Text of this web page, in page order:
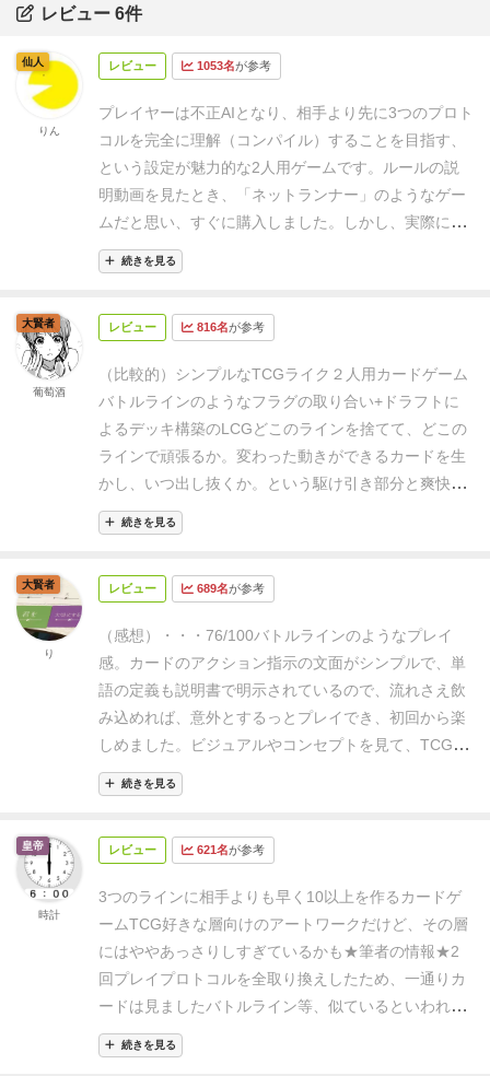
レビュー 6件
レビュー 1053名が参考
プレイヤーは不正AIとなり、相手より先に3つのプロト
コルを完全に理解（コンパイル）することを目指す、
という設定が魅力的な2人用ゲームです。
ルールの説
明動画を見たとき、「ネットランナー」のようなゲー
ムだと思い、すぐに購入しました。
しかし、実際にプ
レイしてみた印象は、「ネットランナー」というより
も、「バトルライン」の亜種に近いものでした。もち
ロトコル」と呼ばれるデッキから、それぞれ3種類を
りも大きな数字を持つカードや、相手の妨害に特化し
たカード、カードの移動を得意とするカードなど、
様々な特徴があり、そこから自分なりの戦略が生まれ
ます。
ゲーム開始前にデッキを1から構築するのでは
なく、3種類を選ぶだけなので、比較的簡単に戦略を
立てられます。
ドには、どのプロトコルのカードであるかを示す情
報、カードのランク、そして特殊能力が書かれてお
り、それぞれの列にカードをプレイしていきます。
本的に、カードは自分の側の対応するプロトコルの列
にしかプレイできません。 ただし、カードを裏向きに
プレイすることも可能で、その場合、特殊能力は失わ
れ、ランク2のカードとして、どのプロトコルの列に
もプレイできます。
カードのランクの合計を10以上にすることで、その列
す。列がコンパイルされると、その列に置かれていた
全てのプロトコルをコンパイルするまでゲームが続き
ます。基本的には、列ごとに勝敗を決めるという点が
「バトルライン」と似ていますが、役を競うのではな
く、合計値を競うという点がよりシンプルになってい
ます。ただし、このゲームの特徴は、そのシンプルさ
の上に、全てのカードに特殊能力が付与されている点
続きを見る
仙人
りん
レビュー 816名が参考
（比較的）シンプルなTCGライク２人用カードゲーム
バトルラインのようなフラグの取り合い+ドラフトに
よるデッキ構築のLCGどこのラインを捨てて、どこの
ラインで頑張るか。変わった動きができるカードを生
かし、いつ出し抜くか。という駆け引き部分と爽快な
カードコンボを決めてアドバンテージを稼げるか、と
いうソリティア要素が魅力的なTCGの楽しさを最低限
品。【良い点】・この手のゲームとしてはキーワード
なり入り込める。
・12種類のデッキから３つを組み合
わせる構築方法なので、デッキ構築の負荷が少ないな
がら組み合わせ数は多彩。 ・１ゲームが短くリプレイ
バリューも高いので繰り返して何度も遊べる。・デッ
キが薄く、何度かリシャッフルが入るため、この手の
ゲームとしては運ゲー感は少ない
いないといけないので、初回のハードルがやや高い
（初心者向け構築等あればよかったかな）
プールから選ぶので慣れると同じデッキばっかりにな
りそう（１２種類からランダムで９種類登場くらいの
ほうがいろんなデッキを使えそう） ・この手のゲーム
としてはシンプルな代わりに、デッキ事の個性が弱め
で、いわゆる「コンボデッキ」しか組めない。（個性
を出そうとするなら妨害気味に寄せるくらいか）
込める環境があれば、コンパクトで末永く遊べるゲー
続きを見る
大賢者
葡萄酒
レビュー 689名が参考
（感想）・・・76/100バトルラインのようなプレイ
感。カードのアクション指示の文面がシンプルで、単
語の定義も説明書で明示されているので、流れさえ飲
み込めれば、意外とするっとプレイでき、初回から楽
しめました。
ビジュアルやコンセプトを見て、TCGが
得意な人向けのゲームかと尻込みしていたのが勿体な
かったかも。
けの推奨デッキや、相性表等があると助かるなあと思
箱のデザイン →☆★★★ 8/10
■コンポーネントとビ
ジュアルデザイン→☆☆★★ 5/10
■コンポーネント
の素材感 →☆★★★ 8/10 ■内容物と箱サイズのマッ
チ →☆★★★ 8/10 ■テーマや世界観→☆★★★
8/10 （内容）・・・39/50 ■ゲーム性 →☆★★★
8/10■準備の簡便性や取り回しの良さ
続きを見る
大賢者
り
レビュー 621名が参考
3つのラインに相手よりも早く10以上を作るカードゲ
ームTCG好きな層向けのアートワークだけど、その層
にはややあっさりしすぎているかも★筆者の情報★2
回プレイプロトコルを全取り換えしたため、一通りカ
ードは見ましたバトルライン等、似ているといわれる
ゲームの経験はなし
ロトコルからお互い3つずつ選んでデッキを作るた
続きを見る
皇帝
時計